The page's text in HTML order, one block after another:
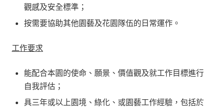
觀感及安全標準；
按需要協助其他園藝及花園隊伍的日常運作。
工作要求
能配合本園的使命、願景、價值觀及就工作目標進行
自我評估；
具三年或以上園境、綠化、或園藝工作經驗，包括於